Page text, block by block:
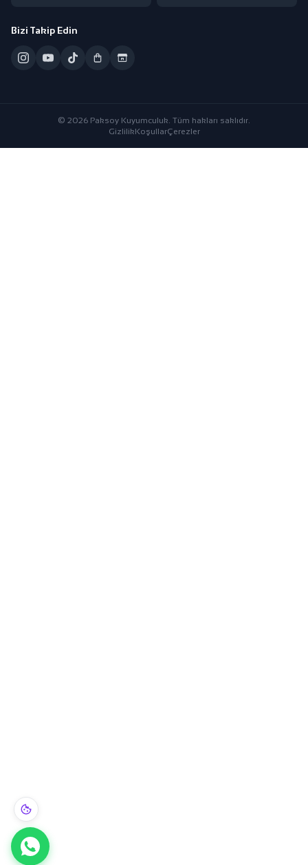
Bizi Takip Edin
© 2026 Paksoy Kuyumculuk. Tüm hakları saklıdır.
GizlilikKoşullarÇerezler